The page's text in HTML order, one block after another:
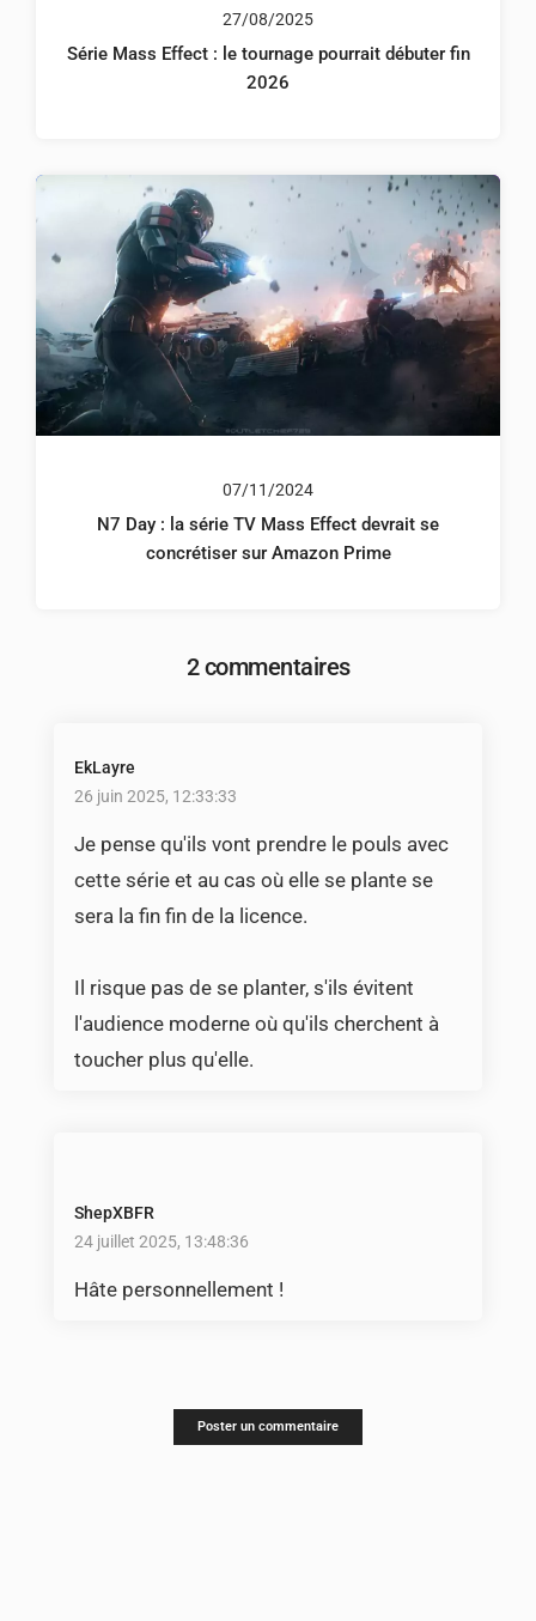
27/08/2025
Série Mass Effect : le tournage pourrait débuter fin
2026
07/11/2024
N7 Day : la série TV Mass Effect devrait se
concrétiser sur Amazon Prime
2 commentaires
EkLayre
26 juin 2025, 12:33:33
Je pense qu'ils vont prendre le pouls avec
cette série et au cas où elle se plante se
sera la fin fin de la licence.
Il risque pas de se planter, s'ils évitent
l'audience moderne où qu'ils cherchent à
toucher plus qu'elle.
ShepXBFR
24 juillet 2025, 13:48:36
Hâte personnellement !
Poster un commentaire